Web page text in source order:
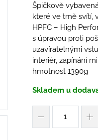
Špičkově
které ve tmě svítí,
HPFC – High
s úpravou proti
uzavíratelnými
interiér, zapínání
hmotnost 1390g
Skladem u